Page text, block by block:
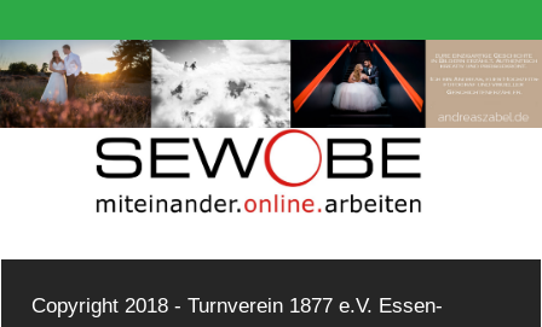
Copyright 2018 - Turnverein 1877 e.V. Essen-